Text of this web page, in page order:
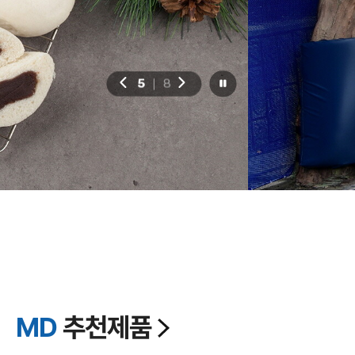
실제 도로를 이용하여 조성된 다양한 테마 코스
오감만족 횡성루지를 체험해보세요
5 8
MD추천제품